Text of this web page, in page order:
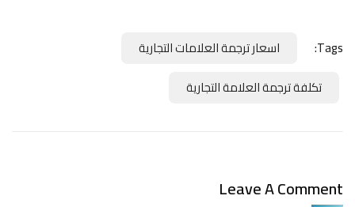
Tags:
اسعار ترجمة العلامات التجارية
تكلفة ترجمة العلامة التجارية
Leave A Comment